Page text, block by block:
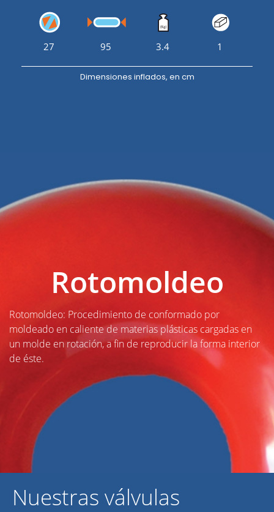
27 95 3.4 1
Dimensiones inflados, en cm
Rotomoldeo
Rotomoldeo: Procedimiento de conformado por
moldeado en caliente de materias plásticas cargadas en
un molde en rotación, a fin de reproducir la forma interior
de éste.
Nuestras válvulas